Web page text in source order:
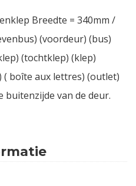
Breedte = 340mm /
(voordeur) (bus)
(tochtklep) (klep)
boîte aux lettres) (outlet)
buitenzijde van de deur.